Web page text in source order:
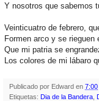
Y nosotros que sabemos
Veinticuatro de febrero,
Formen arco y se rieguen
Que mi patria se
Los colores de mi lábaro
Publicado por Edward en 7:00
Etiquetas: Dia de la Bandera